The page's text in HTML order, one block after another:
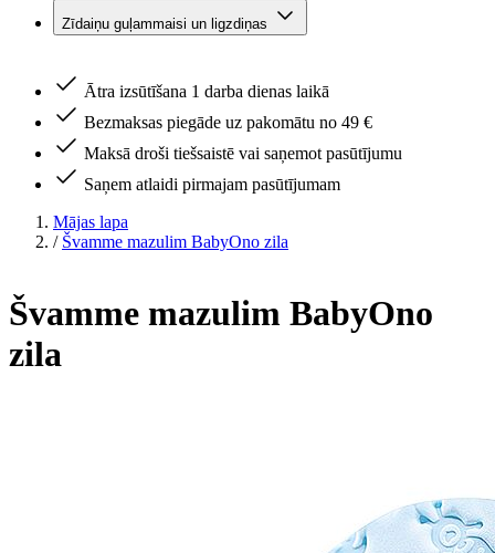
Zīdaiņu guļammaisi un ligzdiņas
Ātra izsūtīšana 1 darba dienas laikā
Bezmaksas piegāde uz pakomātu no 49 €
Maksā droši tiešsaistē vai saņemot pasūtījumu
Saņem atlaidi pirmajam pasūtījumam
Mājas lapa
/ Švamme mazulim BabyOno zila
Švamme mazulim BabyOno
zila